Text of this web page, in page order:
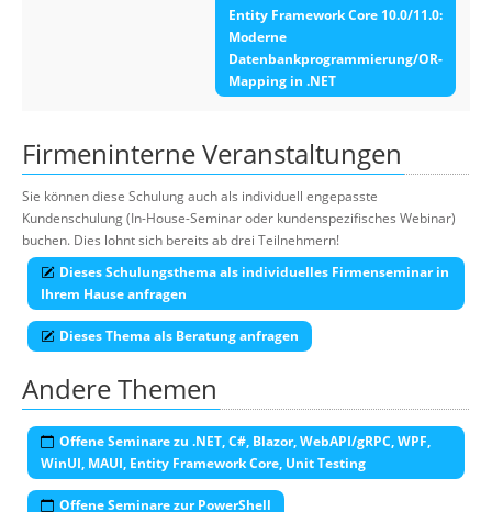
Entity Framework Core 10.0/11.0:
Moderne
Datenbankprogrammierung/OR-
Mapping in .NET
Firmeninterne Veranstaltungen
Sie können diese Schulung auch als individuell engepasste
Kundenschulung (In-House-Seminar oder kundenspezifisches Webinar)
buchen. Dies lohnt sich bereits ab drei Teilnehmern!
Dieses Schulungsthema als individuelles Firmenseminar in
Ihrem Hause anfragen
Dieses Thema als Beratung anfragen
Andere Themen
Offene Seminare zu .NET, C#, Blazor, WebAPI/gRPC, WPF,
WinUI, MAUI, Entity Framework Core, Unit Testing
Offene Seminare zur PowerShell